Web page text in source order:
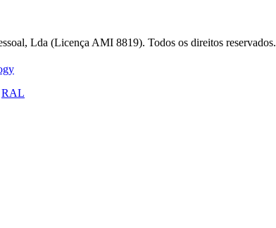
Lda (Licença AMI 8819). Todos os direitos reservados.
RAL